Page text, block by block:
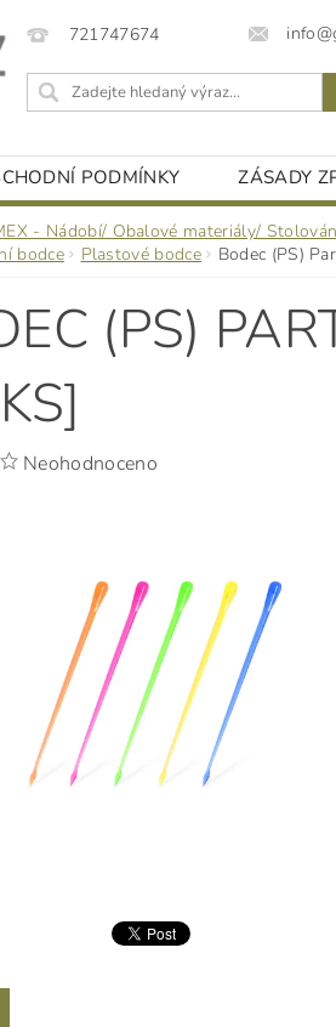
721747674
PODMÍNKY ZÁSADY
- Nádobí/ Obalové materiály/
bodce
Plastové bodce Bodec (PS)
(PS)
Neohodnoceno